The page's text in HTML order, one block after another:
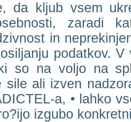
da kljub vsem
zaradi
in
podatkov.
so na voljo na
sile ali izven
a, • lahko
izgubo